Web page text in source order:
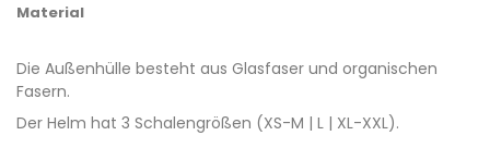
Material
Die Außenhülle besteht aus Glasfaser und organischen
Fasern.
Der Helm hat 3 Schalengrößen (XS-M | L | XL-XXL).